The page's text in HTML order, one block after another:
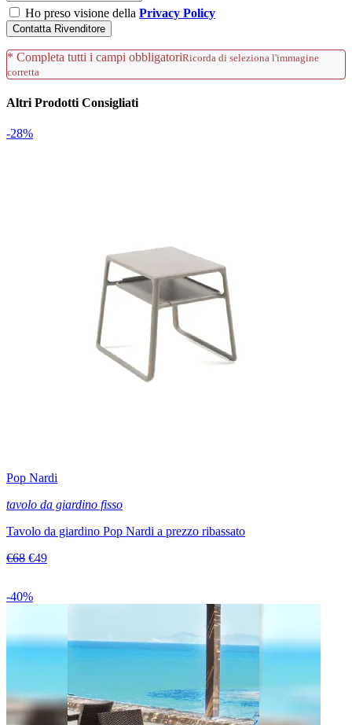
Ho preso visione della Privacy Policy
Contatta Rivenditore
* Completa tutti i campi obbligatoriRicorda di seleziona l'immagine
corretta
Altri Prodotti Consigliati
-28%
Pop Nardi
tavolo da giardino fisso
Tavolo da giardino Pop Nardi a prezzo ribassato
€68 €49
-40%